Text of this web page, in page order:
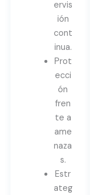
ervis
ión
cont
inua.
Prot
ecci
ón
fren
te a
ame
naza
s.
Estr
ateg